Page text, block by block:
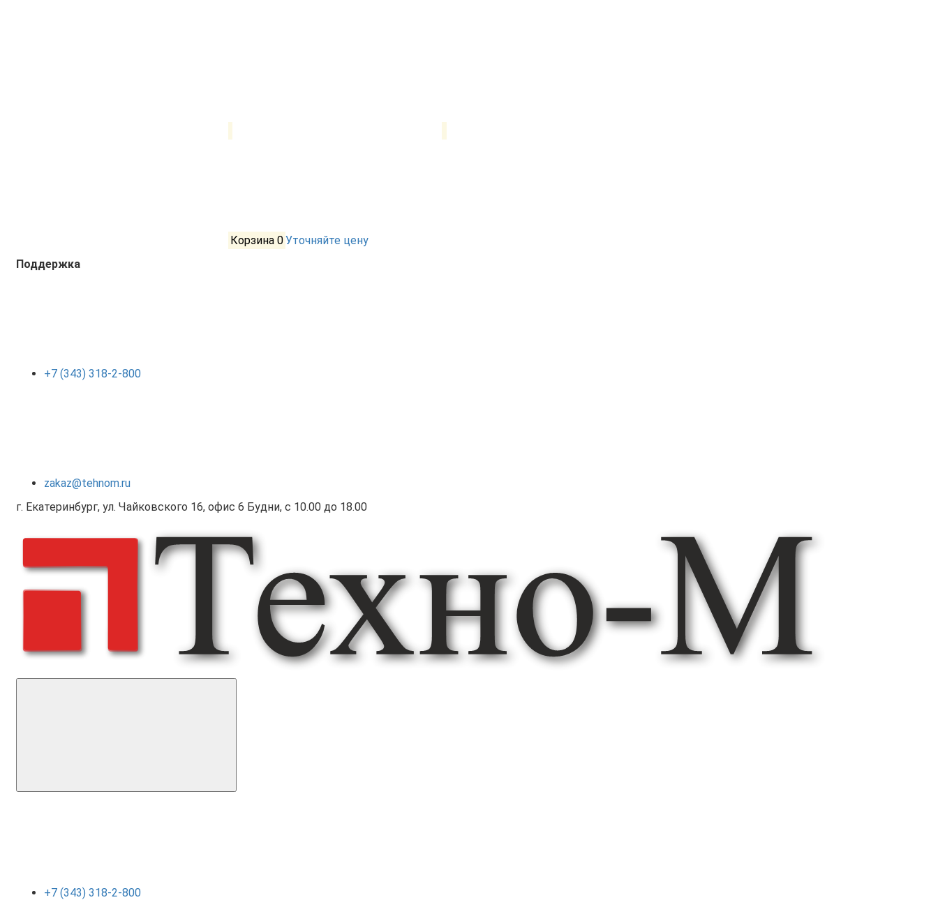
Корзина 0Уточняйте цену
Поддержка
+7 (343) 318-2-800
zakaz@tehnom.ru
г. Екатеринбург, ул. Чайковского 16, офис 6 Будни, с 10.00 до 18.00
+7 (343) 318-2-800